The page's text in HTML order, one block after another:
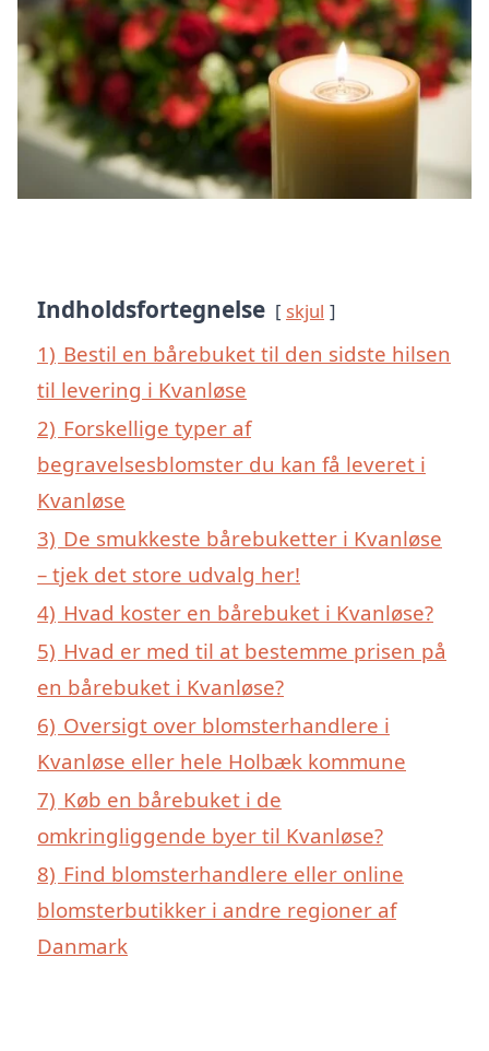
Indholdsfortegnelse skjul
1) Bestil en bårebuket til den sidste hilsen
til levering i Kvanløse
2) Forskellige typer af
begravelsesblomster du kan få leveret i
Kvanløse
3) De smukkeste bårebuketter i Kvanløse
– tjek det store udvalg her!
4) Hvad koster en bårebuket i Kvanløse?
5) Hvad er med til at bestemme prisen på
en bårebuket i Kvanløse?
6) Oversigt over blomsterhandlere i
Kvanløse eller hele Holbæk kommune
7) Køb en bårebuket i de
omkringliggende byer til Kvanløse?
8) Find blomsterhandlere eller online
blomsterbutikker i andre regioner af
Danmark